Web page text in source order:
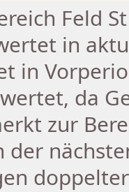
Feld
in
in
da
zur
der